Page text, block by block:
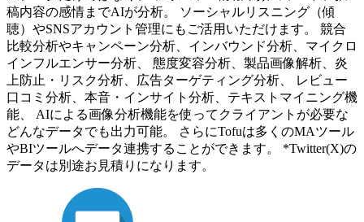
稿内容の感情までAIが分析。 ソーシャルリスニング（傾
聴）やSNSアカウント管理にもご活用いただけます。 競合
比較分析やキャンペーン分析、インバウンド分析、マイクロ
インフルエンサー分析、 態度変容分析、製品画像解析、炎
上防止・リスク分析、広告ターゲティング分析、 レビュー
口コミ分析、本音・インサイト分析、テキストマイニング機
能、 AIによる画像分析機能を使ってクライアントが必要な
どんなデータでも出力可能。 さらにTofuは多くのMAツール
やBIツールへデータ連携することができます。 *Twitter(X)の
データは別途お見積りになります。